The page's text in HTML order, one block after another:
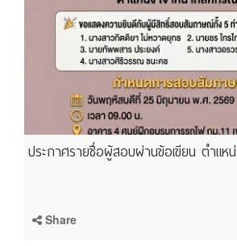
ประกาศรายชื่อผู้สอบผ่านข้อเขียน ตำแห
Share